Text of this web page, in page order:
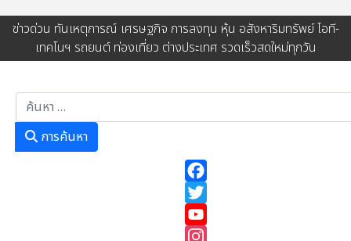
ข่าวด่วน ทันเหตุการณ์ เศรษฐกิจ การลงทุน หุ้น อสังหาริมทรัพย์ ไอที-
เทคโนฯ รถยนต์ ท่องเที่ยว ต่างประเทศ รวดเร็วสดใหม่ทุกวัน
การค้นหา